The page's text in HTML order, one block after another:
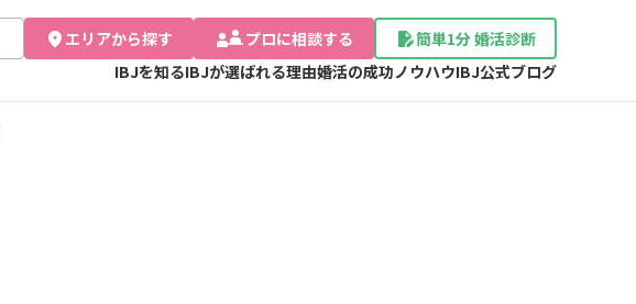
エリアから探す プロに相談する
簡単1分 婚活診断
IBJを知るIBJが選ばれる理由婚活の成功ノウハウIBJ公式ブログ